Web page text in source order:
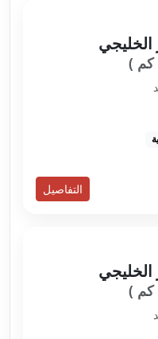
التفاصيل